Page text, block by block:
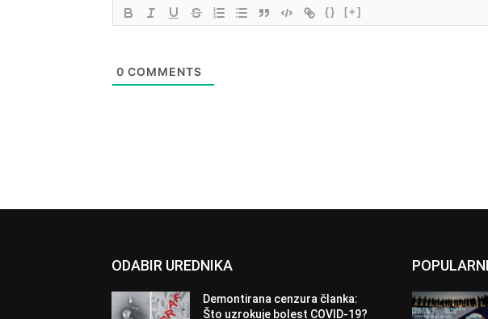
{} [+]
0 COMMENTS
ODABIR UREDNIKA
Demontirana cenzura članka:
Što uzrokuje bolest COVID-19?